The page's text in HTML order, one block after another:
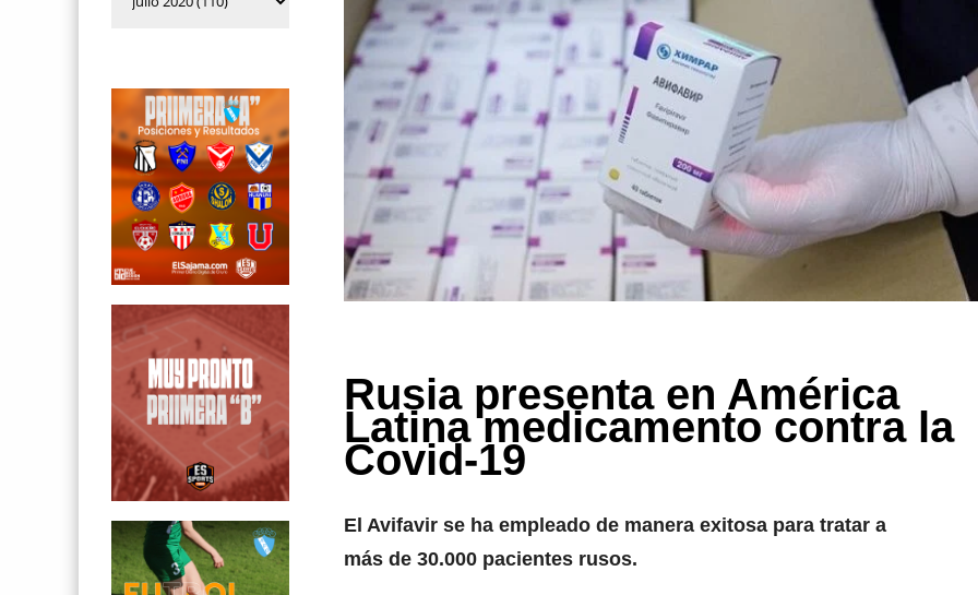
Rusia presenta en América
Latina medicamento contra la
Covid-19
El Avifavir se ha empleado de manera exitosa para tratar a
más de 30.000 pacientes rusos.